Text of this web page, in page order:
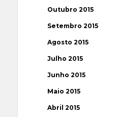
Outubro 2015
Setembro 2015
Agosto 2015
Julho 2015
Junho 2015
Maio 2015
Abril 2015